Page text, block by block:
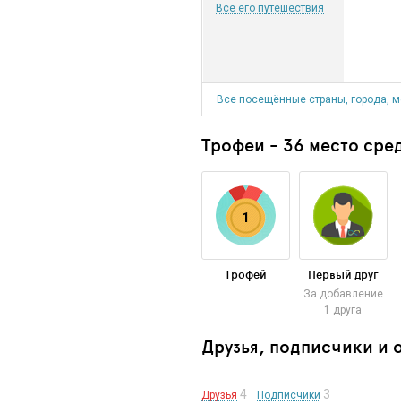
Все его путешествия
Все посещённые страны, города,
Трофеи - 36 место
1
Трофей Первый друг
За добавление
1 друга
Друзья, подписчики и
Друзья 4 Подписчики 3